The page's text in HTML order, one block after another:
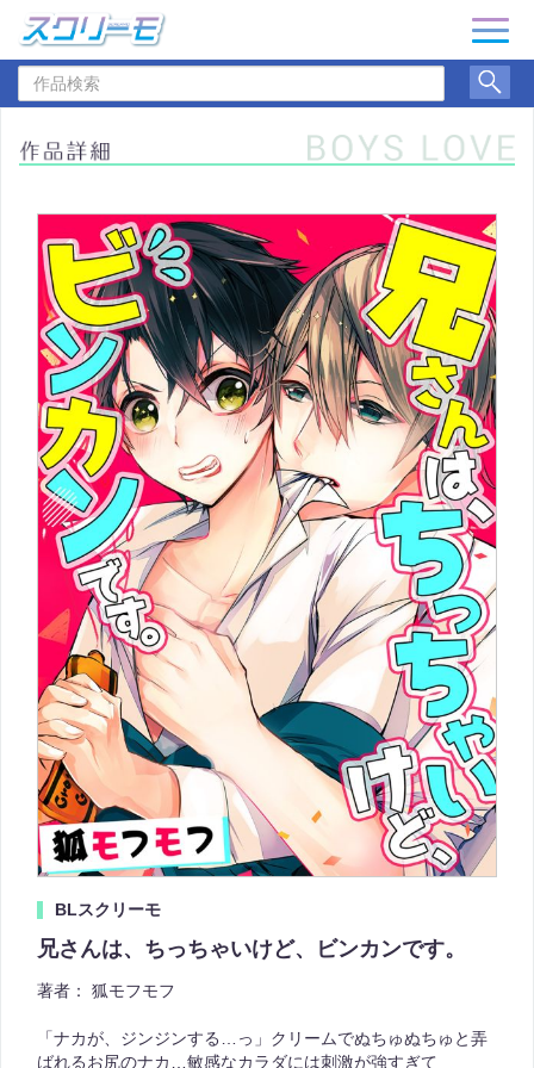
品
ナ
ゲ
ー
ョ
ン
BLスクリーモ
兄さんは、ちっちゃいけど、ビンカンです。
著者： 狐モフモフ
「ナカが、ジンジンする…っ」クリームでぬちゅぬちゅと弄
ばれるお尻のナカ…敏感なカラダには刺激が強すぎて